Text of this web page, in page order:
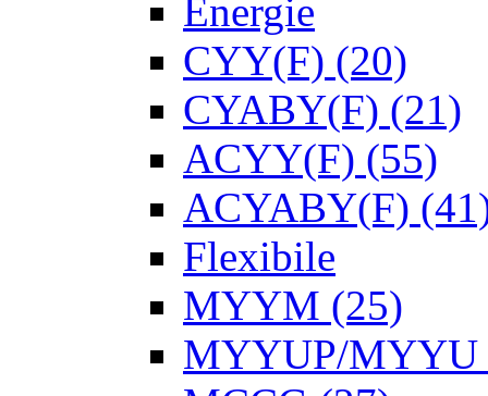
Energie
CYY(F) (20)
CYABY(F) (21)
ACYY(F) (55)
ACYABY(F)
Flexibile
MYYM (25)
MYYUP/MYYU